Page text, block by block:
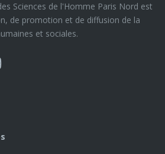
Sciences de l'Homme Paris Nord est
de promotion et de diffusion de la
et sociales.